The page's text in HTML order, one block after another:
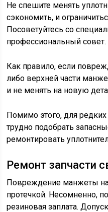
Не спешите менять
сэкономить, и
Посоветуйтесь со
профессиональный совет.
Как правило, если
либо верхней части
и не менять на новую
Помимо этого, для
трудно подобрать
ремонтировать
Ремонт запчасти
Повреждение манжеты
протечкой. Несомненно,
резиновая заплата.